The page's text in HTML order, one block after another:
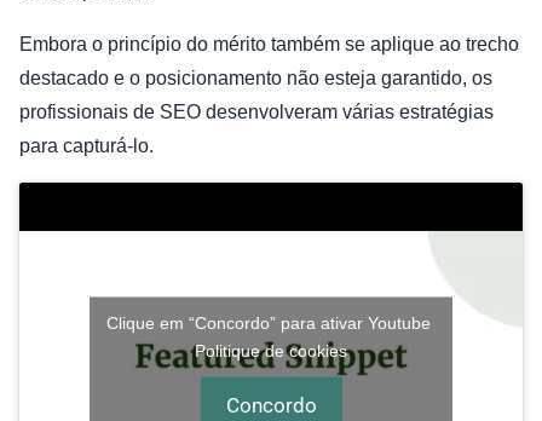
Embora o princípio do mérito também se aplique ao trecho
destacado e o posicionamento não esteja garantido, os
profissionais de SEO desenvolveram várias estratégias
para capturá-lo.
Clique em “Concordo” para ativar Youtube
Politique de cookies
Concordo